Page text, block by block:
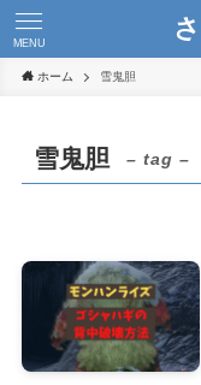
MENU
ホーム 雪鬼胆
雪鬼胆 – tag –